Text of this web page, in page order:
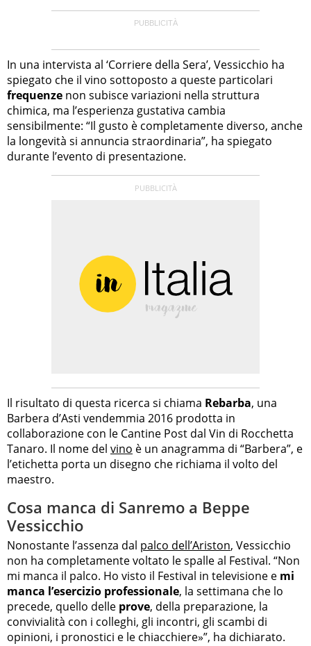
In una intervista al ‘Corriere della Sera’, Vessicchio ha
spiegato che il vino sottoposto a queste particolari
frequenze non subisce variazioni nella struttura
chimica, ma l’esperienza gustativa cambia
sensibilmente: “Il gusto è completamente diverso, anche
la longevità si annuncia straordinaria”, ha spiegato
durante l’evento di presentazione.
Il risultato di questa ricerca si chiama Rebarba, una
Barbera d’Asti vendemmia 2016 prodotta in
collaborazione con le Cantine Post dal Vin di Rocchetta
Tanaro. Il nome del vino è un anagramma di “Barbera”, e
l’etichetta porta un disegno che richiama il volto del
maestro.
Cosa manca di Sanremo a Beppe
Vessicchio
Nonostante l’assenza dal palco dell’Ariston, Vessicchio
non ha completamente voltato le spalle al Festival. “Non
mi manca il palco. Ho visto il Festival in televisione e mi
manca l’esercizio professionale, la settimana che lo
precede, quello delle prove, della preparazione, la
convivialità con i colleghi, gli incontri, gli scambi di
opinioni, i pronostici e le chiacchiere»”, ha dichiarato.